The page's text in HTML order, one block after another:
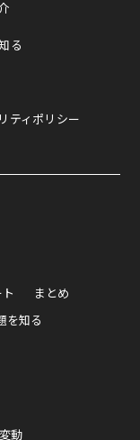
る
ティポリシー
まとめ
を知る
動